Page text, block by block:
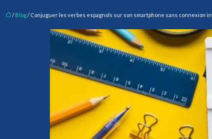
/ Blog/ Conjuguer les verbes espagnols sur son smartphone sans connexion